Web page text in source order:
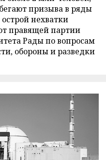
призыва в ряды
нехватки
правящей партии
Рады по вопросам
обороны и разведки